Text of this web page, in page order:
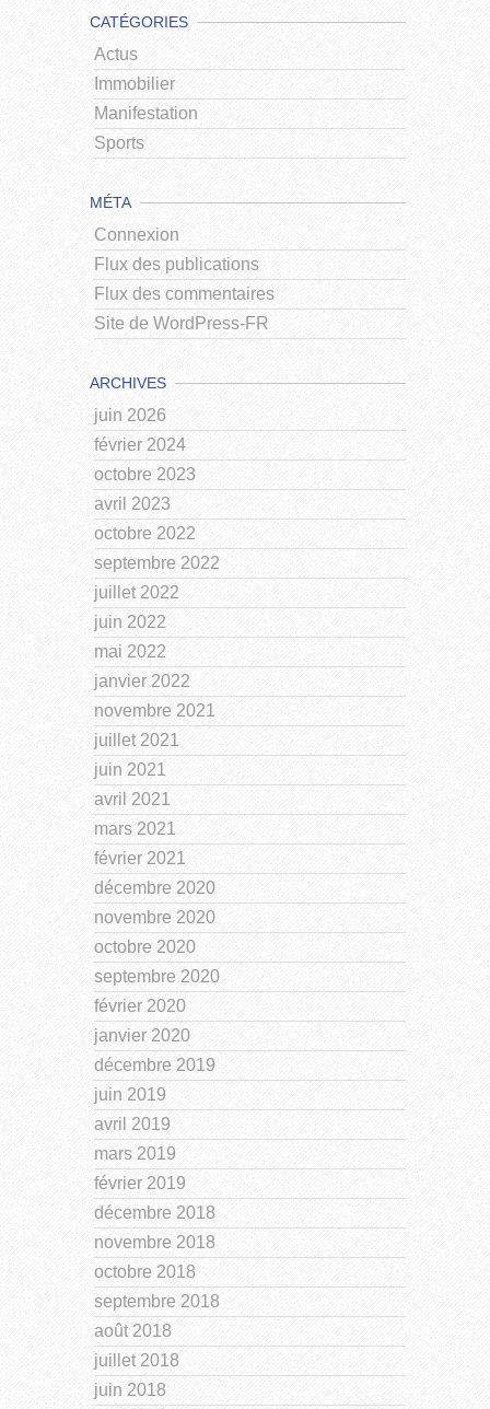
CATÉGORIES
Actus
Immobilier
Manifestation
Sports
MÉTA
Connexion
Flux des publications
Flux des commentaires
Site de WordPress-FR
ARCHIVES
juin 2026
février 2024
octobre 2023
avril 2023
octobre 2022
septembre 2022
juillet 2022
juin 2022
mai 2022
janvier 2022
novembre 2021
juillet 2021
juin 2021
avril 2021
mars 2021
février 2021
décembre 2020
novembre 2020
octobre 2020
septembre 2020
février 2020
janvier 2020
décembre 2019
juin 2019
avril 2019
mars 2019
février 2019
décembre 2018
novembre 2018
octobre 2018
septembre 2018
août 2018
juillet 2018
juin 2018